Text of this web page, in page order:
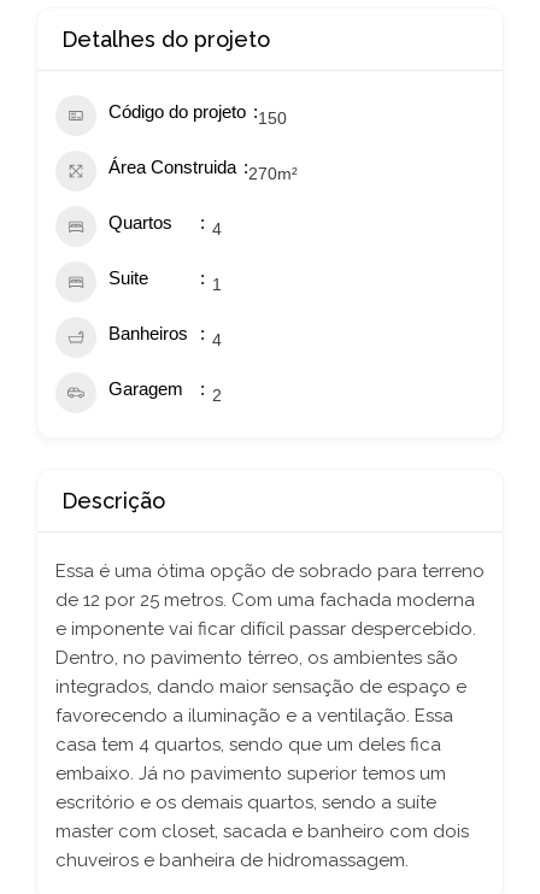
Detalhes do projeto
Código do projeto 150
Área Construida 270m²
Quartos 4
Suite 1
Banheiros 4
Garagem 2
Descrição
Essa é uma ótima opção de sobrado para terreno
de 12 por 25 metros. Com uma fachada moderna
e imponente vai ficar difícil passar despercebido.
Dentro, no pavimento térreo, os ambientes são
integrados, dando maior sensação de espaço e
favorecendo a iluminação e a ventilação. Essa
casa tem 4 quartos, sendo que um deles fica
embaixo. Já no pavimento superior temos um
escritório e os demais quartos, sendo a suíte
master com closet, sacada e banheiro com dois
chuveiros e banheira de hidromassagem.